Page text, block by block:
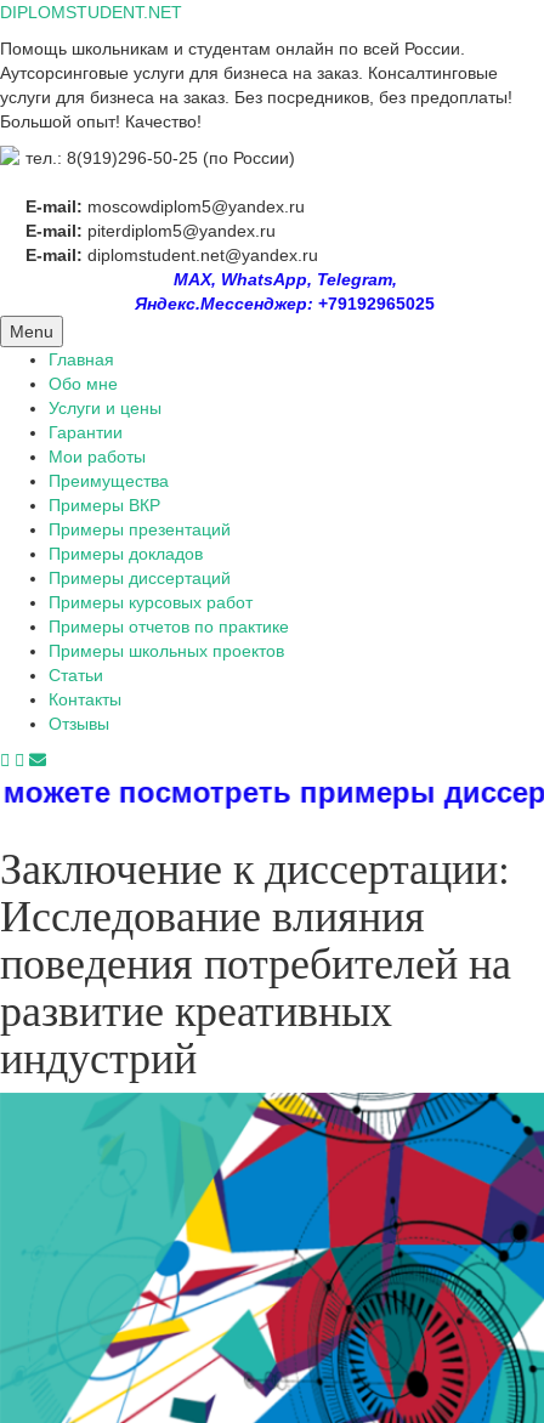
Skip
content
DIPLOMSTUDENT.NET
Помощь школьникам и студентам онлайн по всей России.
Аутсорсинговые услуги для бизнеса на заказ. Консалтинговые
услуги для бизнеса на заказ. Без посредников, без предоплаты!
Большой опыт! Качество!
тел.: 8(919)296-50-25 (по России)
E-mail: moscowdiplom5@yandex.ru
E-mail: piterdiplom5@yandex.ru
E-mail: diplomstudent.net@yandex.ru
MAX, WhatsApp, Telegram,
Яндекс.Мессенджер: +79192965025
Menu
Главная
Обо мне
Услуги и цены
Гарантии
Мои работы
Преимущества
Примеры ВКР
Примеры презентаций
Примеры докладов
Примеры диссертаций
Примеры курсовых работ
Примеры отчетов по практике
Примеры школьных проектов
Статьи
Контакты
Отзывы
примеры диссертаций,
Заключение к диссертации:
Исследование влияния
поведения потребителей на
развитие креативных
индустрий